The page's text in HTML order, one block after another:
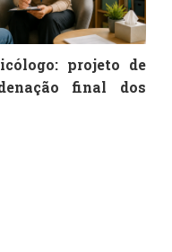
projeto de
final dos